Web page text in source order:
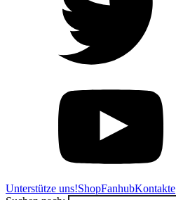
Unterstütze uns!ShopFanhubKontakte